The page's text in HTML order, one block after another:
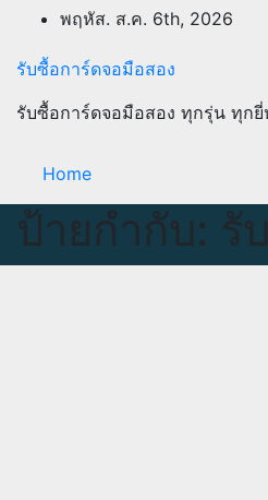
content
พฤหัส. ส.ค. 6th, 2026
รับซื้อการ์ดจอมือสอง
รับซื้อการ์ดจอมือสอง ทุกรุ่น ทุก
Home
ป้ายกำกับ: รั